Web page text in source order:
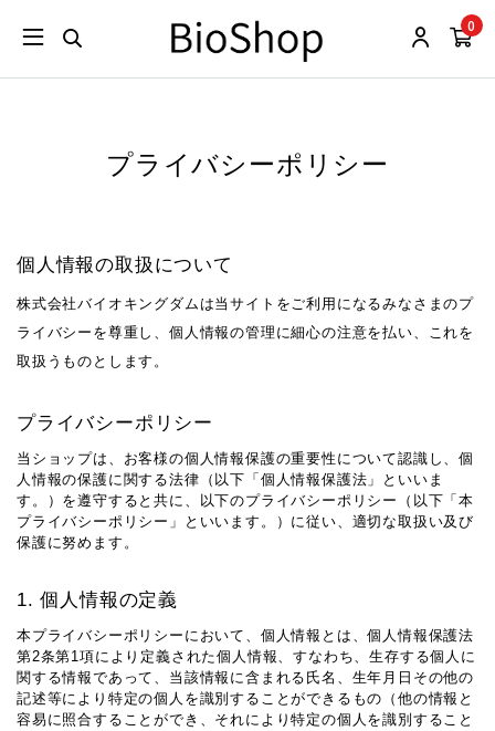
0
プライバシーポリシー
個人情報の取扱について
株式会社バイオキングダムは当サイトをご利用になるみなさまのプ
ライバシーを尊重し、個人情報の管理に細心の注意を払い、これを
取扱うものとします。
プライバシーポリシー
当ショップは、お客様の個人情報保護の重要性について認識し、個
人情報の保護に関する法律（以下「個人情報保護法」といいま
す。）を遵守すると共に、以下のプライバシーポリシー（以下「本
プライバシーポリシー」といいます。）に従い、適切な取扱い及び
保護に努めます。
1. 個人情報の定義
本プライバシーポリシーにおいて、個人情報とは、個人情報保護法
第2条第1項により定義された個人情報、すなわち、生存する個人に
関する情報であって、当該情報に含まれる氏名、生年月日その他の
記述等により特定の個人を識別することができるもの（他の情報と
容易に照合することができ、それにより特定の個人を識別すること